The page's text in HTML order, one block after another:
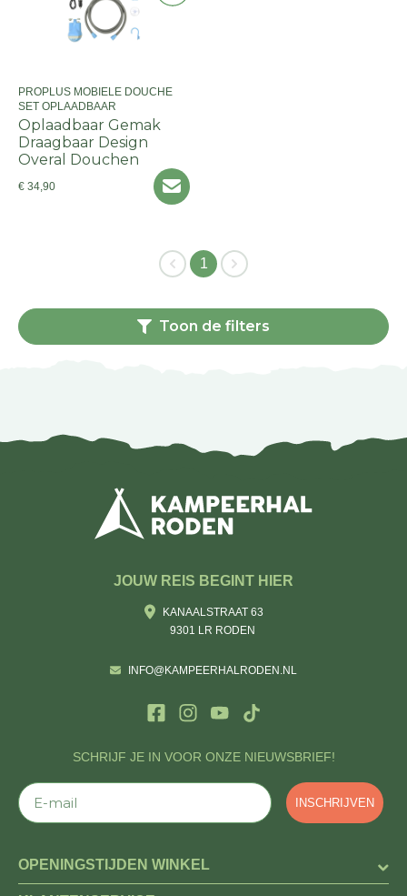
PROPLUS MOBIELE DOUCHE
SET OPLAADBAAR
Oplaadbaar Gemak
Draagbaar Design
Overal Douchen
€ 34,90
1
Toon de filters
SCHRIJF JE IN VOOR ONZE NIEUWSBRIEF!
E-mail
INSCHRIJVEN
JOUW REIS BEGINT HIER
KANAALSTRAAT 63
9301 LR RODEN
INFO@KAMPEERHALRODEN.NL
OPENINGSTIJDEN WINKEL